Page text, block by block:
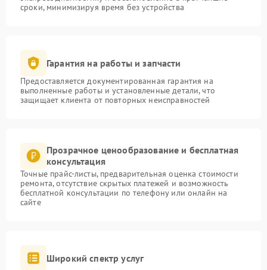
сроки, минимизируя время без устройства
Гарантия на работы и запчасти
Предоставляется документированная гарантия на
выполненные работы и установленные детали, что
защищает клиента от повторных неисправностей
Прозрачное ценообразование и бесплатная
консультация
Точные прайс-листы, предварительная оценка стоимости
ремонта, отсутствие скрытых платежей и возможность
бесплатной консультации по телефону или онлайн на
сайте
Широкий спектр услуг